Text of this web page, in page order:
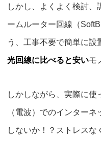
しかし、よくよく検討
ームルーター回線（
う、 工事不要で簡単に設
光回線に比べると安いモ
しかしながら、実際に
（電波）でのインター
しないか！？ストレスな